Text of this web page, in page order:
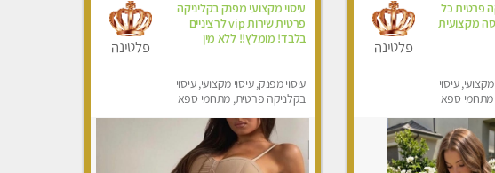
פרטית כל
מקצועית
עיסוי
מתחמי ספא
פלטינה
עיסוי מקצועי מפנק בקליניקה
פרטית שירות vip לרציניים
בלבד! מומלץ!! ללא מין
עיסוי מפנק, עיסוי מקצועי, עיסוי
בקלניקה פרטית, מתחמי ספא
פלטינה